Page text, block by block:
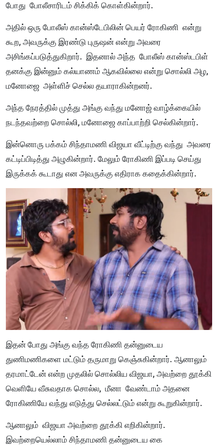
போது போலீசாரிடம் சிக்கிக் கொள்கின்றார்.
அதில் ஒரு போலீஸ் கான்ஸ்டேபிலின் பெயர் ரோகிணி என்று
கூற, அவருக்கு இரண்டு புருஷன் என்று அவரை
அசிங்கப்படுத்துகிறார். இதனால் அந்த போலீஸ் கான்ஸ்டபிள்
தனக்கு இன்னும் கல்யாணம் ஆகவில்லை என்று சொல்லி அழ,
மனோஜை அள்ளிச் செல்ல தயாராகின்றனர்.
அந்த நேரத்தில் முத்து அங்கு வந்து மனோஜ் வாழ்க்கையில்
நடந்தவற்றை சொல்லி, மனோஜை காப்பாற்றி செல்கின்றார்.
இன்னொரு பக்கம் சிந்தாமணி விஜயா வீட்டிற்கு வந்து அவரை
கட்டிப்பிடித்து அழுகின்றார். மேலும் ரோகிணி இப்படி செய்து
இருக்கக் கூடாது என அவருக்கு எதிராக கதைக்கின்றார்.
இதன் போது அங்கு வந்த ரோகிணி தன்னுடைய
துணிமணிகளை மட்டும் தருமாறு கெஞ்சுகின்றார். ஆனாலும்
தரமாட்டேன் என்ற முதலில் சொல்லிய விஜயா, அவற்றை தூக்கி
வெளியே வீசுவதாக சொல்ல, மீனா வேண்டாம் அதனை
ரோகிணியே வந்து எடுத்து செல்லட்டும் என்று கூறுகின்றார்.
ஆனாலும் விஜயா அவற்றை தூக்கி எறிகின்றார்.
இவற்றையெல்லாம் சிந்தாமணி தன்னுடைய கை